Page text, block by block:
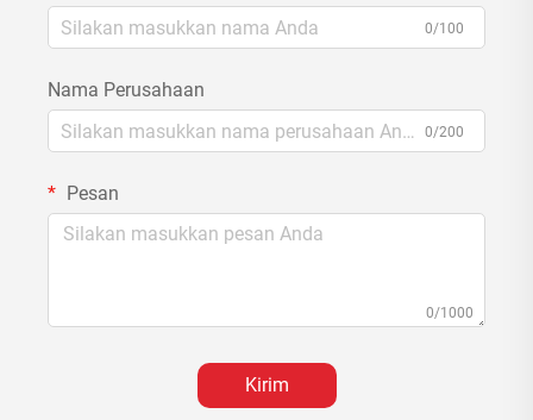
0/100
Nama Perusahaan
0/200
Pesan
0/1000
Kirim